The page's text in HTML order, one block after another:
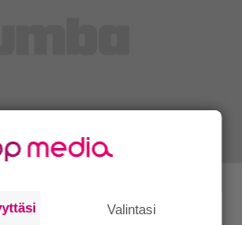
– CMX:stä tutun
om
Valintasi